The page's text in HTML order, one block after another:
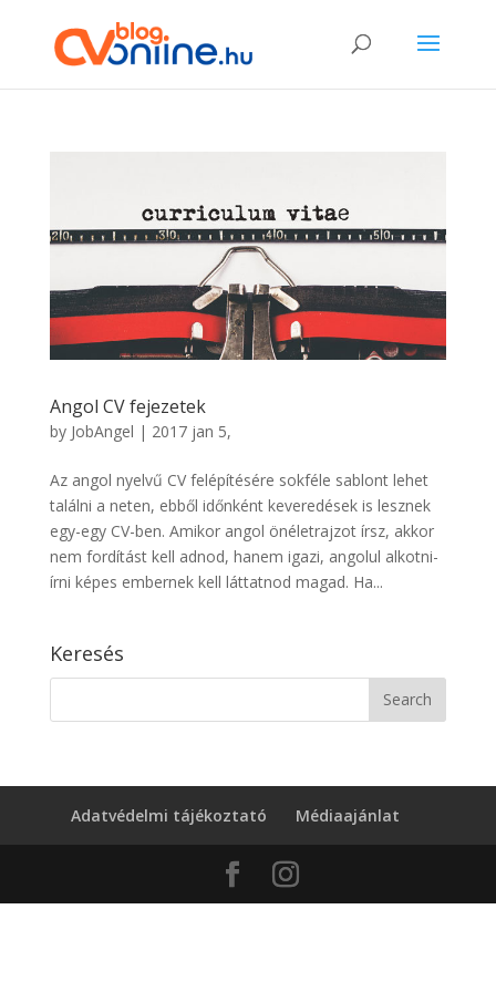
Angol CV fejezetek
by JobAngel | 2017 jan 5,
Az angol nyelvű CV felépítésére sokféle sablont lehet
találni a neten, ebből időnként keveredések is lesznek
egy-egy CV-ben. Amikor angol önéletrajzot írsz, akkor
nem fordítást kell adnod, hanem igazi, angolul alkotni-
írni képes embernek kell láttatnod magad. Ha...
Keresés
Adatvédelmi tájékoztató Médiaajánlat